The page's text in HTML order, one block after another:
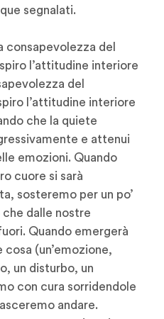
segnalati.
consapevolezza del
l’attitudine interiore
del
l’attitudine interiore
che la quiete
e attenui
emozioni. Quando
cuore si sarà
sosteremo per un po’
dalle nostre
Quando emergerà
(un’emozione,
un disturbo, un
con cura sorridendole
andare.